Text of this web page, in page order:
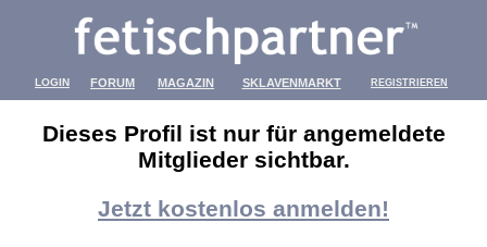
LOGIN FORUM MAGAZIN SKLAVENMARKT REGISTRIEREN
Dieses Profil ist nur für angemeldete
Mitglieder sichtbar.
Jetzt kostenlos anmelden!